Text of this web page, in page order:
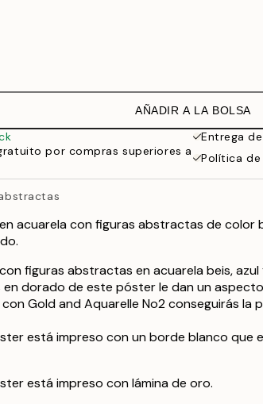
AÑADIR A LA BOLSA
Entrega
por compras superiores a
Política
acuarela con figuras abstractas de color
figuras abstractas en acuarela beis,
en dorado de este póster le dan un
Gold and Aquarelle No2 conseguirás la
está impreso con un borde blanco que
está impreso con lámina de oro.